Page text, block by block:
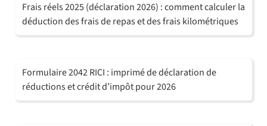
Frais réels 2025 (déclaration 2026) : comment calculer la
déduction des frais de repas et des frais kilométriques
Formulaire 2042 RICI : imprimé de déclaration de
réductions et crédit d’impôt pour 2026